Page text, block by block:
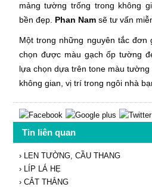
mảng tường trống trong không
bền đẹp. Phan Namsẽ tư vấn
Một trong những nguyên tắc đơn
chọn được màu gạch ốp tường
lựa chọn dựa trên tone màu
không gian, vị trí trong ngôi nhà
Tin liên quan
› LEN TƯỜNG, CẦU THANG
› LÍP LÁ HẸ
› CẮT THẲNG